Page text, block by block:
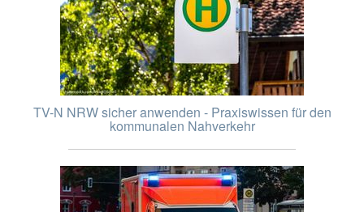
TV-N NRW sicher anwenden - Praxiswissen für den
kommunalen Nahverkehr